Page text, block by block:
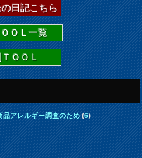
日記こちら
ＯＬ一覧
ＯＯＬ
品アレルギー調査のため(6)